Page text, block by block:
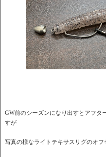
GW前のシーズンになり出すとアフタ
すが
写真の様なライトテキサスリグのオ